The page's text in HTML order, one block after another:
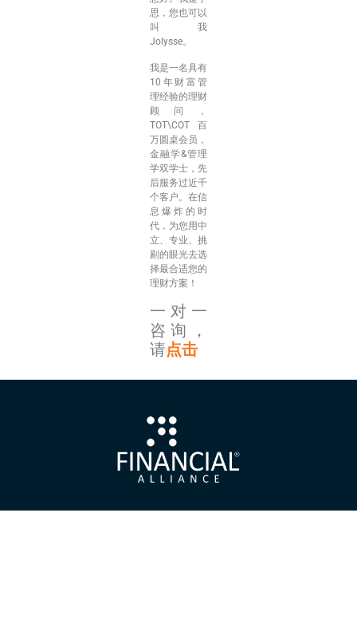
思，您也可以
叫我
Jolysse。
我是一名具有
10年财富管
理经验的理财
顾问，
TOT\COT百
万圆桌会员，
金融学&管理
学双学士，先
后服务过近千
个客户。在信
息爆炸的时
代，为您用中
立、专业、挑
剔的眼光去选
择最合适您的
理财方案！
一对一
咨询，
请点击